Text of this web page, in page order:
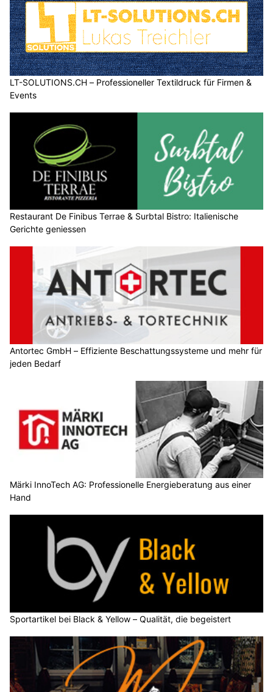
LT-SOLUTIONS.CH – Professioneller Textildruck für Firmen &
Events
Restaurant De Finibus Terrae & Surbtal Bistro: Italienische
Gerichte geniessen
Antortec GmbH – Effiziente Beschattungssysteme und mehr für
jeden Bedarf
Märki InnoTech AG: Professionelle Energieberatung aus einer
Hand
Sportartikel bei Black & Yellow – Qualität, die begeistert